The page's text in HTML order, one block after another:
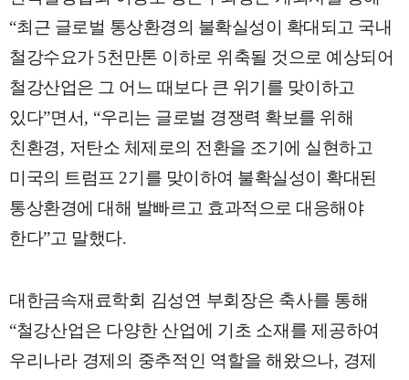
“최근 글로벌 통상환경의 불확실성이 확대되고 국내
철강수요가 5천만톤 이하로 위축될 것으로 예상되어
철강산업은 그 어느 때보다 큰 위기를 맞이하고
있다”면서, “우리는 글로벌 경쟁력 확보를 위해
친환경, 저탄소 체제로의 전환을 조기에 실현하고
미국의 트럼프 2기를 맞이하여 불확실성이 확대된
통상환경에 대해 발빠르고 효과적으로 대응해야
한다”고 말했다.
대한금속재료학회 김성연 부회장은 축사를 통해
“철강산업은 다양한 산업에 기초 소재를 제공하여
우리나라 경제의 중추적인 역할을 해왔으나, 경제